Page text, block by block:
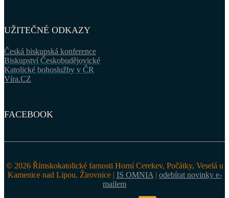
UŽITEČNÉ ODKAZY
Česká biskupská konference
Biskupství Českobudějovické
Katolické bohoslužby v ČR
Víra.CZ
FACEBOOK
© 2026 Římskokatolické farnosti Horní Cerekev, Počátky, Veselá u
Kamenice nad Lipou, Žirovnice | IS OMNIA | odebírat novinky e-
mailem